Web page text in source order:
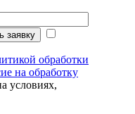
заявку
обработки
на обработку
условиях,